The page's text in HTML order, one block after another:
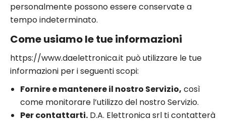
personalmente possono essere conservate a
tempo indeterminato.
Come usiamo le tue informazioni
https://www.daelettronica.it può utilizzare le tue
informazioni per i seguenti scopi:
Fornire e mantenere il nostro Servizio, così
come monitorare l’utilizzo del nostro Servizio.
Per contattarti. D.A. Elettronica srl ti contatterà